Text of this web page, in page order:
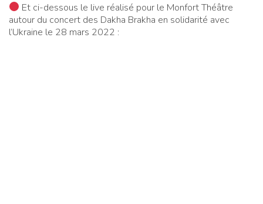
Et ci-dessous le live réalisé pour le Monfort Théâtre
autour du concert des Dakha Brakha en solidarité avec
l’Ukraine le 28 mars 2022 :